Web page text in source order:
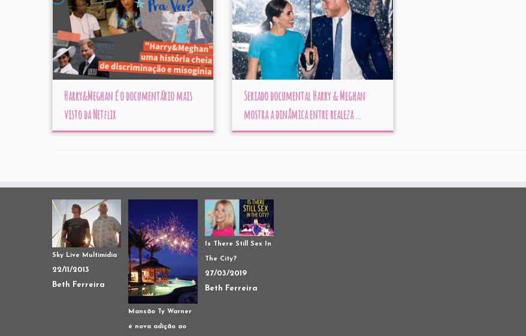
Harry&Meghan é o documentário mais
visto da Netflix
Seriado documental Harry & Meghan
mostra a dinâmica entre realeza ...
Sky Live Multimidia
22/11/2013
Beth Ferreira
Mansão Ty Warner
é nova adição ao
Is There Still Sex In
The City?
27/03/2019
Beth Ferreira